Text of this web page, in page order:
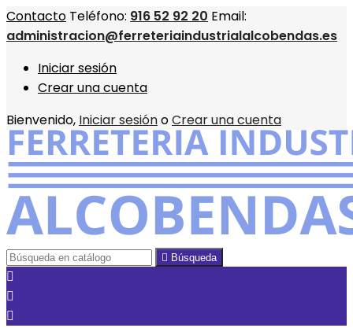
Contacto Teléfono: 916 52 92 20 Email:
administracion@ferreteriaindustrialalcobendas.es
Iniciar sesión
Crear una cuenta
Bienvenido, Iniciar sesiónoCrear una cuenta
 Búsqueda


